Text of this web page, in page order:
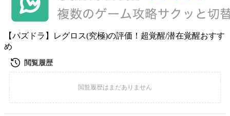
【パズドラ】レグロス(究極)の評価！超覚醒/潜在覚醒おすす
め